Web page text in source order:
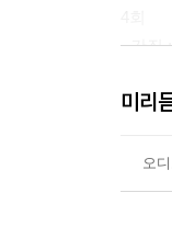
- 간질
미리
오